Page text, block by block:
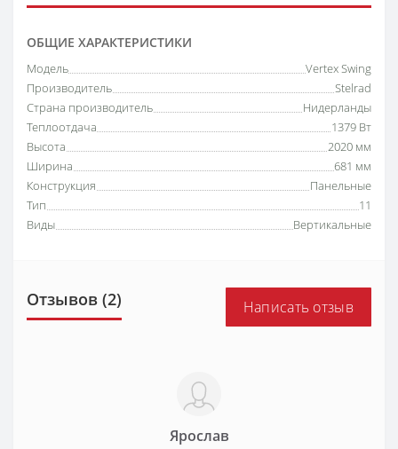
ОБЩИЕ ХАРАКТЕРИСТИКИ
Модель
Vertex Swing
Производитель
Stelrad
Страна производитель
Нидерланды
Теплоотдача
1379 Вт
Высота
2020 мм
Ширина
681 мм
Конструкция
Панельные
Тип
11
Виды
Вертикальные
Отзывов (2) Написать отзыв
Ярослав